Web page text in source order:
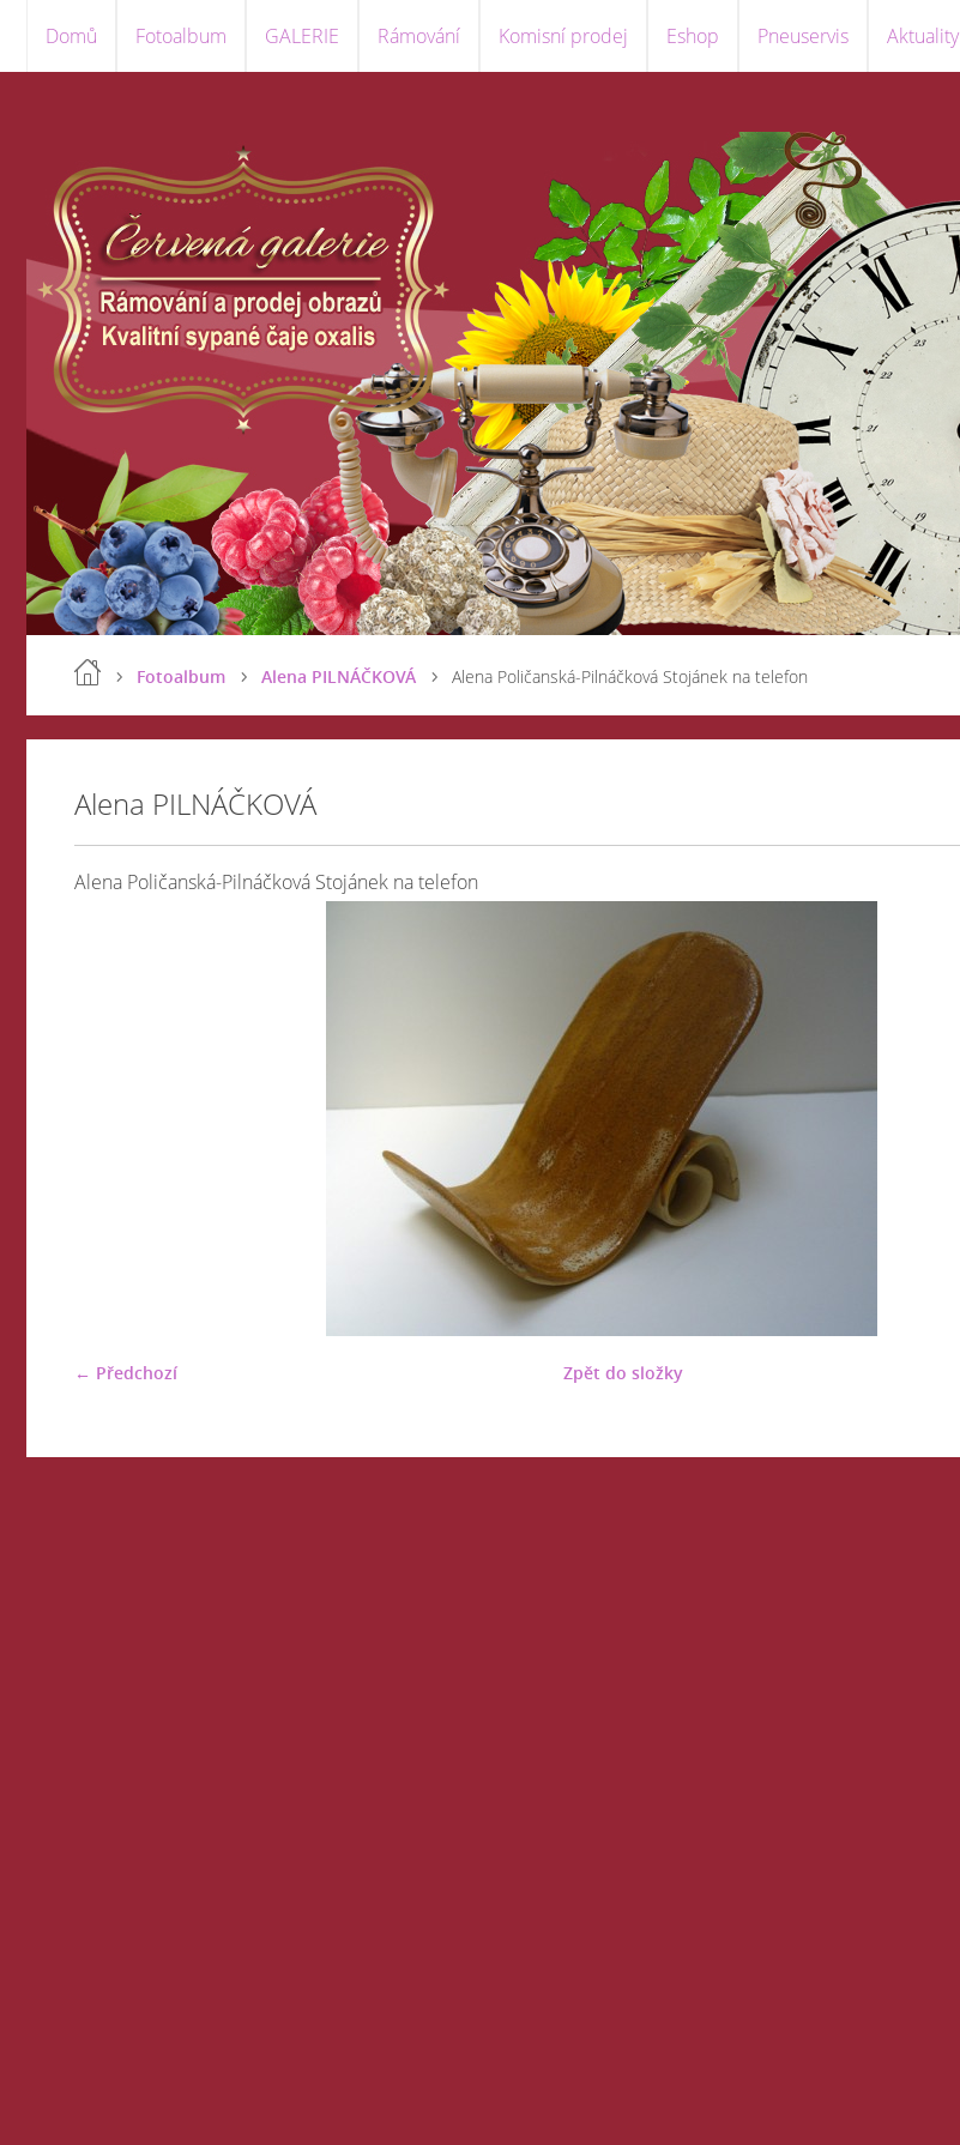
Domů Fotoalbum GALERIE Rámování Komisní prodej Eshop Pneuservis Aktuality
Fotoalbum Alena PILNÁČKOVÁ Alena Poličanská-Pilnáčková Stojánek na telefon
Alena PILNÁČKOVÁ
Alena Poličanská-Pilnáčková Stojánek na telefon
← Předchozí Zpět do složky